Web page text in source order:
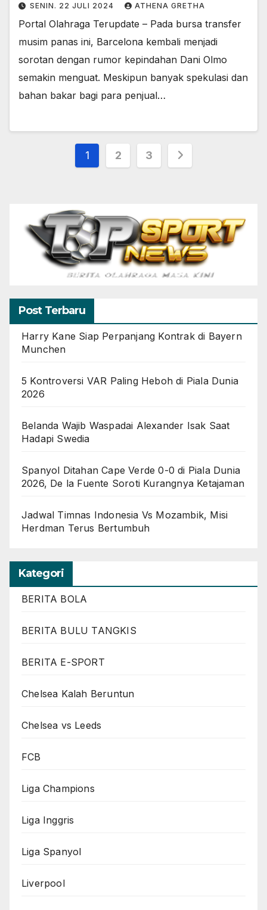
SENIN. 22 JULI 2024 ATHENA GRETHA
Portal Olahraga Terupdate – Pada bursa transfer
musim panas ini, Barcelona kembali menjadi
sorotan dengan rumor kepindahan Dani Olmo
semakin menguat. Meskipun banyak spekulasi dan
bahan bakar bagi para penjual…
Paginasi
1 2 3
Post Terbaru
Harry Kane Siap Perpanjang Kontrak di Bayern
Munchen
5 Kontroversi VAR Paling Heboh di Piala Dunia
2026
Belanda Wajib Waspadai Alexander Isak Saat
Hadapi Swedia
Spanyol Ditahan Cape Verde 0-0 di Piala Dunia
2026, De la Fuente Soroti Kurangnya Ketajaman
Jadwal Timnas Indonesia Vs Mozambik, Misi
Herdman Terus Bertumbuh
Kategori
BERITA BOLA
BERITA BULU TANGKIS
BERITA E-SPORT
Chelsea Kalah Beruntun
Chelsea vs Leeds
FCB
Liga Champions
Liga Inggris
Liga Spanyol
Liverpool